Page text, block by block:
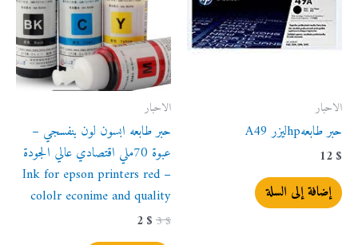
الاحبار
حبر طابعهhpليزر A49
12$
إضافة إلى السلة
الاحبار
حبر طابعه ابسون لون بنفسجي –
عبوة 70ملي اقتصادي عالي الجودة
– Ink for epson printers red
cololr econime and quality
3$
2$